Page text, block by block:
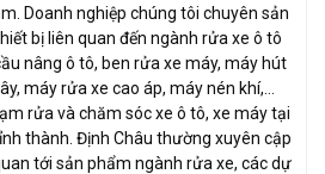
Doanh nghiệp chúng tôi chuyên sản
bị liên quan đến ngành rửa xe ô tô
nâng ô tô, ben rửa xe máy, máy hút
máy rửa xe cao áp, máy nén khí,…
rửa và chăm sóc xe ô tô, xe máy tại
thành. Định Châu thường xuyên cập
tới sản phẩm ngành rửa xe, các dự